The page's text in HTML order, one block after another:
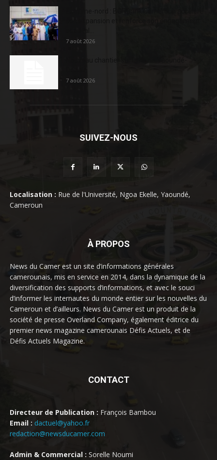
7 août 2026
7 août 2026
SUIVEZ-NOUS
Localisation : Rue de l'Université, Ngoa Ekelle, Yaoundé,
Cameroun
À PROPOS
News du Camer est un site d’informations générales
camerounais, mis en service en 2014, dans la dynamique de la
diversification des supports d’informations, et avec le souci
d’informer les internautes du monde entier sur les nouvelles du
Cameroun et d’ailleurs. News du Camer est un produit de la
société de presse Overland Company, également éditrice du
premier news magazine camerounais Défis Actuels, et de
Défis Actuels Magazine.
CONTACT
Directeur de Publication : François Bambou
Email : dactuel@yahoo.fr
redaction@newsducamer.com
Admin & Commercial : Sorelle Noumi